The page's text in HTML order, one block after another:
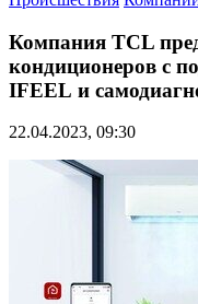
Компания TCL
кондиционеров с
IFEEL и
22.04.2023, 09:30